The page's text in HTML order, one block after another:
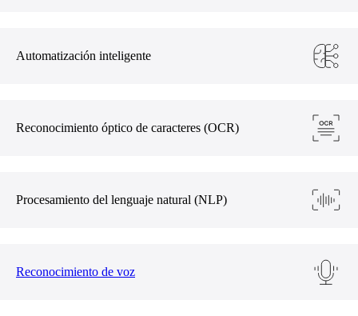
Automatización inteligente
Reconocimiento óptico de caracteres (OCR)
Procesamiento del lenguaje natural (NLP)
Reconocimiento de voz